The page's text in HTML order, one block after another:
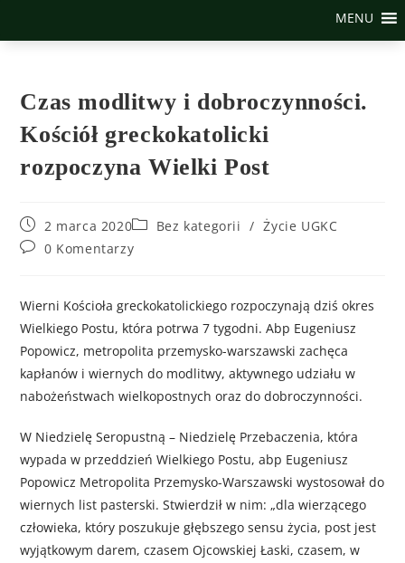
MENU
Czas modlitwy i dobroczynności.
Kościół greckokatolicki
rozpoczyna Wielki Post
2 marca 2020 Bez kategorii / Życie UGKC
0 Komentarzy
Wierni Kościoła greckokatolickiego rozpoczynają dziś okres
Wielkiego Postu, która potrwa 7 tygodni. Abp Eugeniusz
Popowicz, metropolita przemysko-warszawski zachęca
kapłanów i wiernych do modlitwy, aktywnego udziału w
nabożeństwach wielkopostnych oraz do dobroczynności.
W Niedzielę Seropustną – Niedzielę Przebaczenia, która
wypada w przeddzień Wielkiego Postu, abp Eugeniusz
Popowicz Metropolita Przemysko-Warszawski wystosował do
wiernych list pasterski. Stwierdził w nim: „dla wierzącego
człowieka, który poszukuje głębszego sensu życia, post jest
wyjątkowym darem, czasem Ojcowskiej Łaski, czasem, w